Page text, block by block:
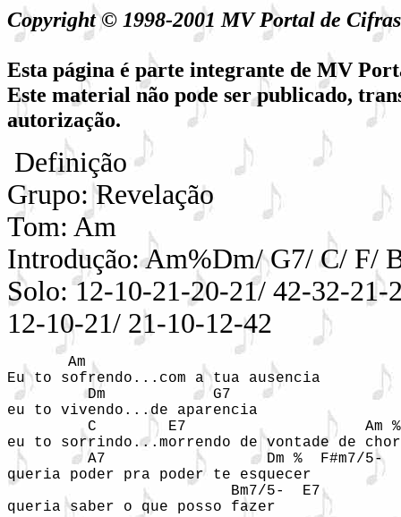
Copyright © 1998-2001 MV Portal de
Esta página é parte integrante de MV
Este material não pode ser publicado,
autorização.
Definição
Grupo: Revelação
Tom: Am
Introdução: Am%Dm/ G7/ C/ F/
Solo: 12-10-21-20-21/ 42-32-
12-10-21/ 21-10-12-42
  Am
Eu to sofrendo...com a tua ausencia
         Dm            G7
eu to vivendo...de aparencia
C        E7                    Am
eu to sorrindo...morrendo de vontade de
         A7                  Dm %  F#m7/5-
queria poder pra poder te esquecer
                         Bm7/5-  E7
queria saber o que posso fazer